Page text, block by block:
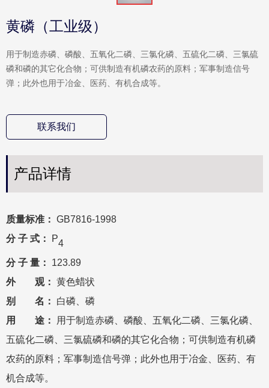
黄磷（工业级）
用于制造赤磷、磷酸、五氧化二磷、三氯化磷、五硫化二磷、三氯硫
磷和磷的其它化合物；可供制造有机磷农药的原料；军事制造信号
弹；此外也用于冶金、医药、有机合成等。
联系我们
产品详情
质量标准： GB7816-1998
分 子 式： P4
分 子 量：
123.89
外 观： 黄色蜡状
别 名：
白磷、磷
用 途：
用于制造赤磷、磷酸、五氧化二磷、三氯化磷、
五硫化二磷、三氯硫磷和磷的其它化合物；可供制造有机磷
农药的原料；军事制造信号弹；此外也用于冶金、医药、有
机合成等。